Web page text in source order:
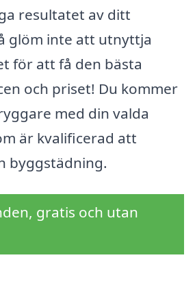
resultatet av ditt
glöm inte att utnyttja
för att få den bästa
och priset! Du kommer
med din valda
är kvalificerad att
byggstädning.
gratis och utan